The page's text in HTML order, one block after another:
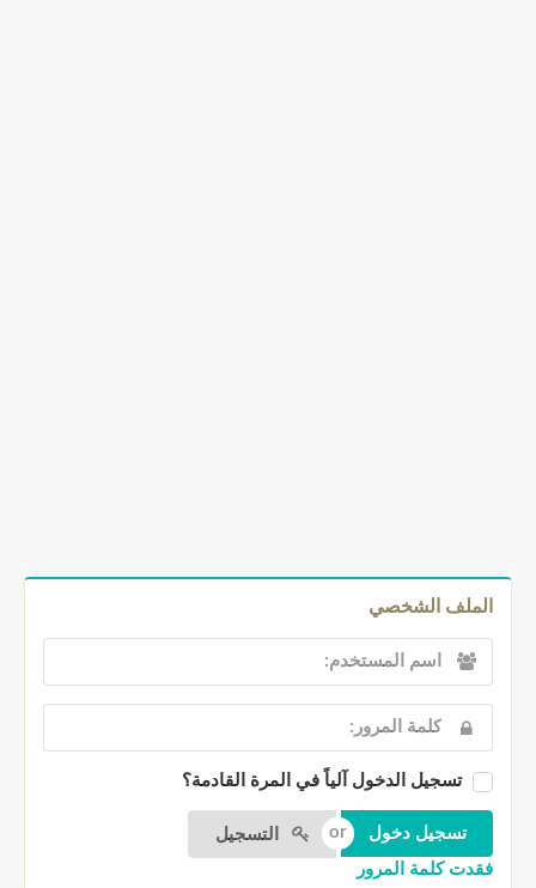
الملف الشخصي
تسجيل الدخول آلياً في المرة القادمة؟
التسجيل
فقدت كلمة المرور